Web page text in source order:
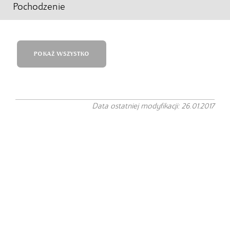
Pochodzenie
POKAŻ WSZYSTKO
Data ostatniej modyfikacji: 26.01.2017